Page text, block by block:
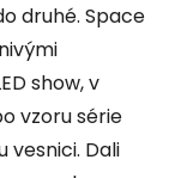
druhé. Space
show, v
vzoru série
vesnici. Dali